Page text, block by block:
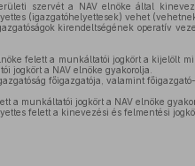
szervét a NAV elnöke által
(igazgatóhelyettesek) vehet
kirendeltségének operatív
felett a munkáltatói jogkört a kijelölt
jogkört a NAV elnöke gyakorolja.
főigazgatója, valamint
a munkáltatói jogkört a NAV elnöke
felett a kinevezési és felmentési